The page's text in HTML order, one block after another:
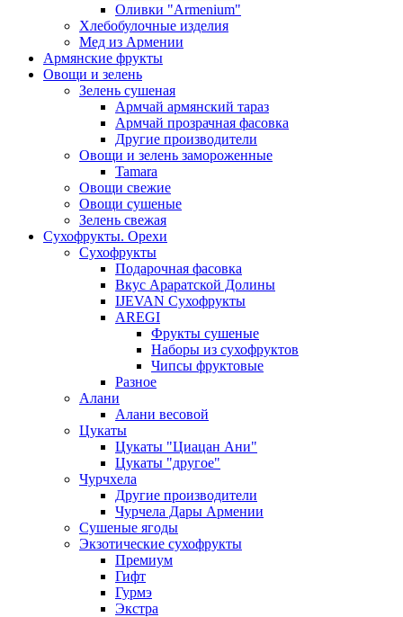
Оливки "Armenium"
Хлебобулочные изделия
Мед из Армении
Армянские фрукты
Овощи и зелень
Зелень сушеная
Армчай армянский тараз
Армчай прозрачная фасовка
Другие производители
Овощи и зелень замороженные
Tamara
Овощи свежие
Овощи сушеные
Зелень свежая
Сухофрукты. Орехи
Сухофрукты
Подарочная фасовка
Вкус Араратской Долины
IJEVAN Сухофрукты
AREGI
Фрукты сушеные
Наборы из сухофруктов
Чипсы фруктовые
Разное
Алани
Алани весовой
Цукаты
Цукаты "Циацан Ани"
Цукаты "другое"
Чурчхела
Другие производители
Чурчела Дары Армении
Сушеные ягоды
Экзотические сухофрукты
Премиум
Гифт
Гурмэ
Экстра